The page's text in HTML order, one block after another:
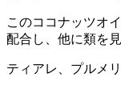
このココナッツオ
配合し、他に類を
ティアレ、プルメ